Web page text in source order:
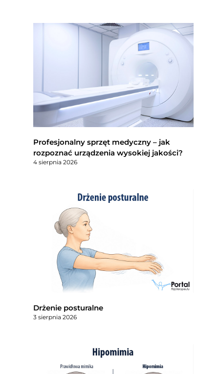
Profesjonalny sprzęt medyczny – jak
rozpoznać urządzenia wysokiej jakości?
4 sierpnia 2026
Drżenie posturalne
3 sierpnia 2026